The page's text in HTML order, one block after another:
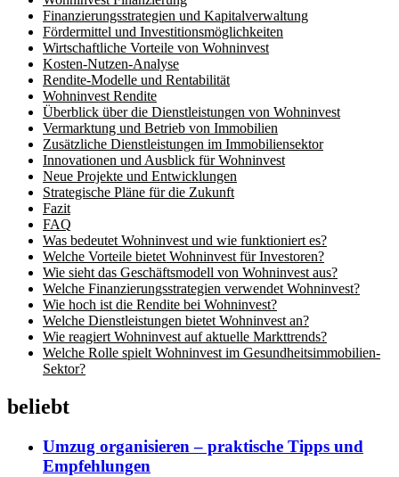
Finanzierungsstrategien und Kapitalverwaltung
Fördermittel und Investitionsmöglichkeiten
Wirtschaftliche Vorteile von Wohninvest
Kosten-Nutzen-Analyse
Rendite-Modelle und Rentabilität
Wohninvest Rendite
Überblick über die Dienstleistungen von Wohninvest
Vermarktung und Betrieb von Immobilien
Zusätzliche Dienstleistungen im Immobiliensektor
Innovationen und Ausblick für Wohninvest
Neue Projekte und Entwicklungen
Strategische Pläne für die Zukunft
Fazit
FAQ
Was bedeutet Wohninvest und wie funktioniert es?
Welche Vorteile bietet Wohninvest für Investoren?
Wie sieht das Geschäftsmodell von Wohninvest aus?
Welche Finanzierungsstrategien verwendet Wohninvest?
Wie hoch ist die Rendite bei Wohninvest?
Welche Dienstleistungen bietet Wohninvest an?
Wie reagiert Wohninvest auf aktuelle Markttrends?
Welche Rolle spielt Wohninvest im Gesundheitsimmobilien-
Sektor?
beliebt
Umzug organisieren – praktische Tipps und
Empfehlungen